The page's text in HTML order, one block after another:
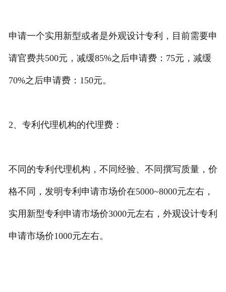
申请一个实用新型或者是外观设计专利，目前需要申
请官费共500元，减缓85%之后申请费：75元，减缓
70%之后申请费：150元。
2、专利代理机构的代理费：
不同的专利代理机构，不同经验、不同撰写质量，价
格不同，发明专利申请市场价在5000~8000元左右，
实用新型专利申请市场价3000元左右，外观设计专利
申请市场价1000元左右。